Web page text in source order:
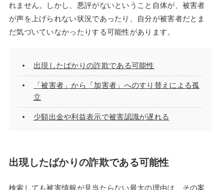
れません。しかし、悪評がないということ自体が、被害者
が声を上げられない状況であったり、自分が被害者だとま
だ気づいていなかったりする可能性があります。
出現したばかりの詐欺である可能性
「被害者」から「加害者」へのすり替えによる孤
立
少額出金や利益表示で被害認識が遅れる
出現したばかりの詐欺である可能性
検索しても被害情報が見当たらない最大の理由は、その案